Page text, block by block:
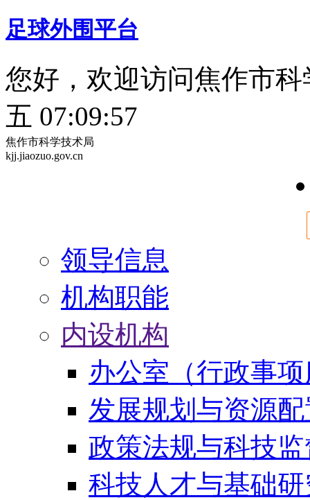
足球外围平台
您好，欢迎访问焦作市
五 07:09:57
焦作市科学技术局
kjj.jiaozuo.gov.cn
领导信息
机构职能
内设机构
办公室（行政事
发展规划与资源
政策法规与科技
科技人才与基础